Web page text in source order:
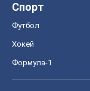
Спорт
Футбол
Хокей
Формула-1